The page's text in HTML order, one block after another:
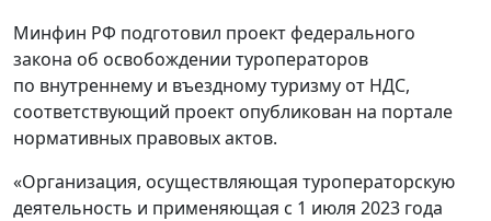
Минфин РФ подготовил проект федерального
закона об освобождении туроператоров
по внутреннему и въездному туризму от НДС,
соответствующий проект опубликован на портале
нормативных правовых актов.
«Организация, осуществляющая туроператорскую
деятельность и применяющая с 1 июля 2023 года